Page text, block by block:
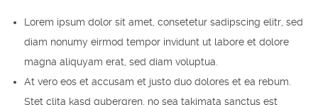
Lorem ipsum dolor sit amet, consetetur sadipscing elitr, sed
diam nonumy eirmod tempor invidunt ut labore et dolore
magna aliquyam erat, sed diam voluptua.
At vero eos et accusam et justo duo dolores et ea rebum.
Stet clita kasd gubergren, no sea takimata sanctus est